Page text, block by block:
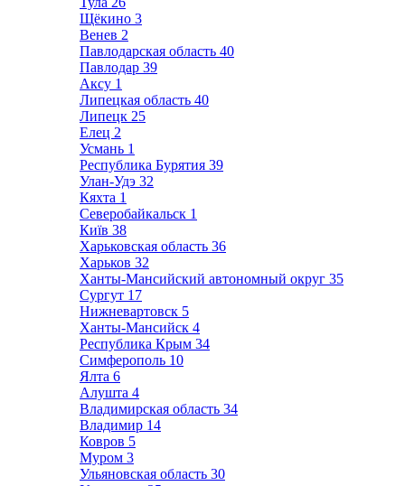
Щёкино 3
Венев 2
Павлодарская область 40
Павлодар 39
Аксу 1
Липецкая область 40
Липецк 25
Елец 2
Усмань 1
Республика Бурятия 39
Улан-Удэ 32
Кяхта 1
Северобайкальск 1
Київ 38
Харьковская область 36
Харьков 32
Ханты-Мансийский автономный округ 35
Сургут 17
Нижневартовск 5
Ханты-Мансийск 4
Республика Крым 34
Симферополь 10
Ялта 6
Алушта 4
Владимирская область 34
Владимир 14
Ковров 5
Муром 3
Ульяновская область 30